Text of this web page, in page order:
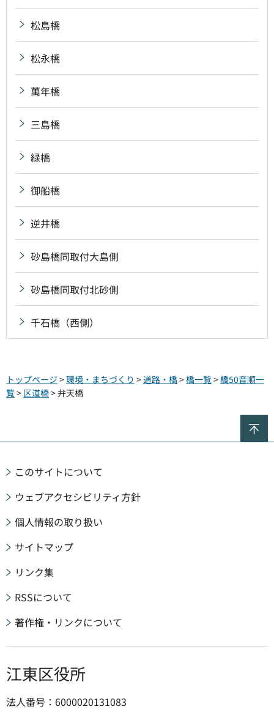
松島橋
松永橋
萬年橋
三島橋
緑橋
御船橋
逆井橋
砂島橋同取付大島側
砂島橋同取付北砂側
千石橋（西側）
トップページ >環境・まちづくり >道路・橋>橋一覧>橋50音順一
覧> 区道橋> 弁天橋
このサイトについて
ウェブアクセシビリティ方針
個人情報の取り扱い
サイトマップ
リンク集
RSSについて
著作権・リンクについて
江東区役所
法人番号：6000020131083